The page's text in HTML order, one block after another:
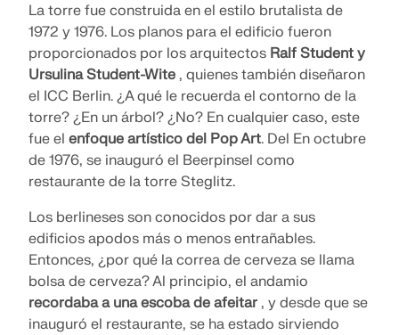
La torre fue construida en el estilo brutalista de
1972 y 1976. Los planos para el edificio fueron
proporcionados por los arquitectos Ralf Student y
Ursulina Student-Wite , quienes también diseñaron
el ICC Berlin. ¿A qué le recuerda el contorno de la
torre? ¿En un árbol? ¿No? En cualquier caso, este
fue el enfoque artístico del Pop Art. Del En octubre
de 1976, se inauguró el Beerpinsel como
restaurante de la torre Steglitz.
Los berlineses son conocidos por dar a sus
edificios apodos más o menos entrañables.
Entonces, ¿por qué la correa de cerveza se llama
bolsa de cerveza? Al principio, el andamio
recordaba a una escoba de afeitar , y desde que se
inauguró el restaurante, se ha estado sirviendo